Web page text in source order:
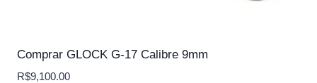
Comprar GLOCK G-17 Calibre 9mm
R$9,100.00